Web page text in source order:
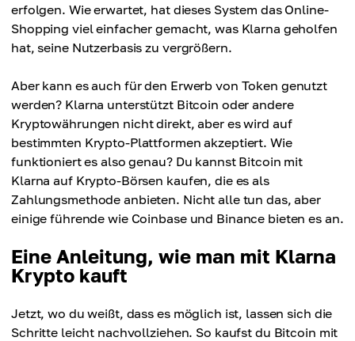
erfolgen. Wie erwartet, hat dieses System das Online-
Shopping viel einfacher gemacht, was Klarna geholfen
hat, seine Nutzerbasis zu vergrößern.
Aber kann es auch für den Erwerb von Token genutzt
werden? Klarna unterstützt Bitcoin oder andere
Kryptowährungen nicht direkt, aber es wird auf
bestimmten Krypto-Plattformen akzeptiert. Wie
funktioniert es also genau? Du kannst Bitcoin mit
Klarna auf Krypto-Börsen kaufen, die es als
Zahlungsmethode anbieten. Nicht alle tun das, aber
einige führende wie Coinbase und Binance bieten es an.
Eine Anleitung, wie man mit Klarna
Krypto kauft
Jetzt, wo du weißt, dass es möglich ist, lassen sich die
Schritte leicht nachvollziehen. So kaufst du Bitcoin mit